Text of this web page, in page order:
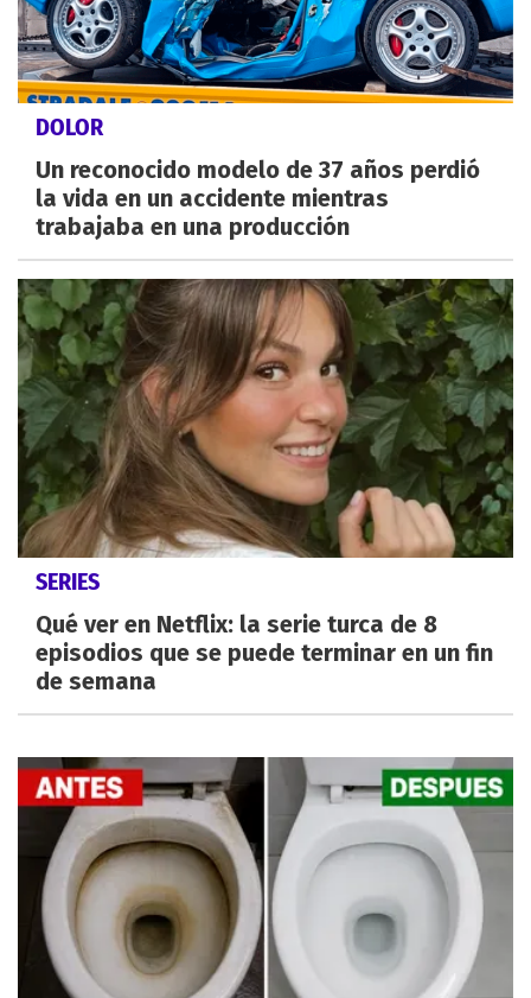
DOLOR
Un reconocido modelo de 37 años perdió
la vida en un accidente mientras
trabajaba en una producción
SERIES
Qué ver en Netflix: la serie turca de 8
episodios que se puede terminar en un fin
de semana